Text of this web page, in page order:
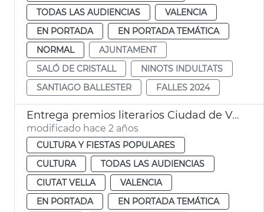
TODAS LAS AUDIENCIAS
VALENCIA
EN PORTADA
EN PORTADA TEMÁTICA
NORMAL
AJUNTAMENT
SALÓ DE CRISTALL
NINOTS INDULTATS
SANTIAGO BALLESTER
FALLES 2024
Entrega premios literarios Ciudad de Valencia
modificado hace 2 años
CULTURA Y FIESTAS POPULARES
CULTURA
TODAS LAS AUDIENCIAS
CIUTAT VELLA
VALENCIA
EN PORTADA
EN PORTADA TEMÁTICA